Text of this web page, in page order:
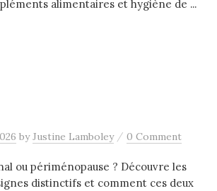
alimentaires et hygiène de ...
byJustine Lamboley / 0 Comment
ou périménopause ? Découvre les
distinctifs et comment ces deux